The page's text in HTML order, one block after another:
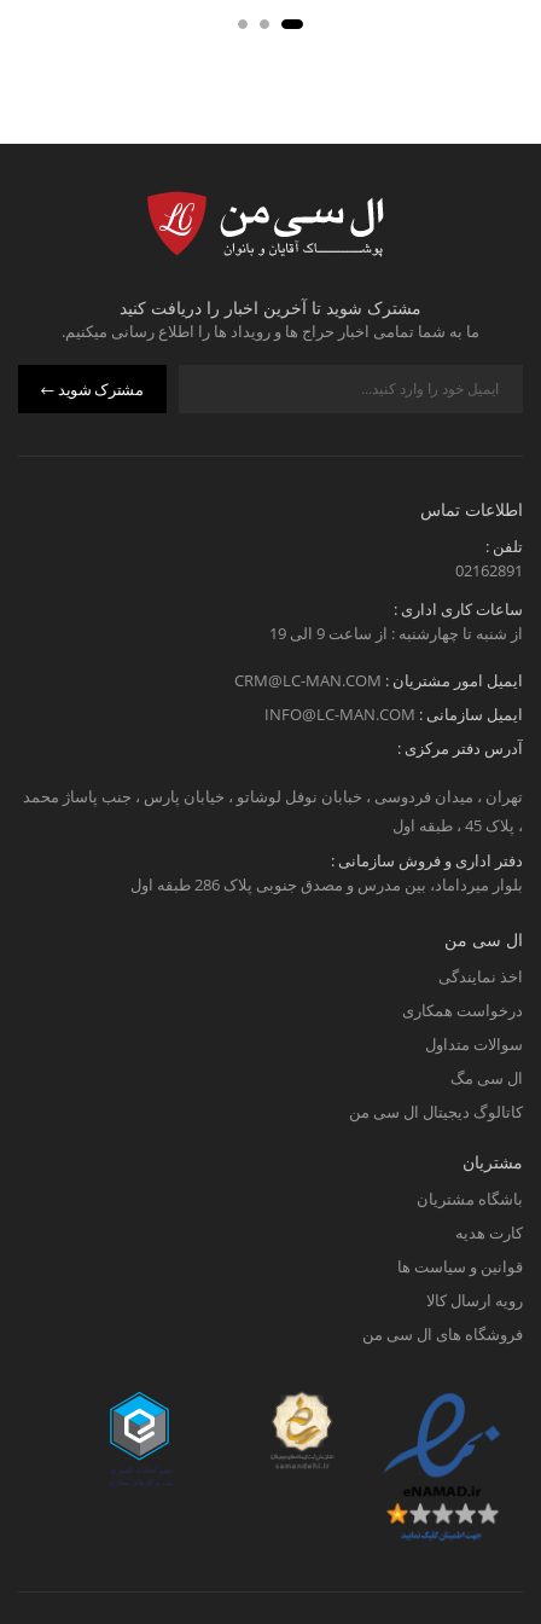
مشترک شوید تا آخرین اخبار را دریافت کنید
ما به شما تمامی اخبار حراج ها و رویداد ها را اطلاع رسانی میکنیم.
مشترک شوید
اطلاعات تماس
تلفن :
02162891
ساعات کاری اداری :
از شنبه تا چهارشنبه : از ساعت 9 الی 19
ایمیل امور مشتریان : CRM@LC-MAN.COM
ایمیل سازمانی : INFO@LC-MAN.COM
آدرس دفتر مرکزی :
تهران ، میدان فردوسی ، خبابان نوفل لوشاتو ، خیابان پارس ، جنب پاساژ محمد
، پلاک 45 ، طبقه اول
دفتر اداری و فروش سازمانی :
بلوار میرداماد، بین مدرس و مصدق جنوبی پلاک 286 طبقه اول
ال سی من
اخذ نمایندگی
درخواست همکاری
سوالات متداول
ال سی مگ
کاتالوگ دیجیتال ال سی من
مشتریان
باشگاه مشتریان
کارت هدیه
قوانین و سیاست ها
رویه ارسال کالا
فروشگاه های ال سی من